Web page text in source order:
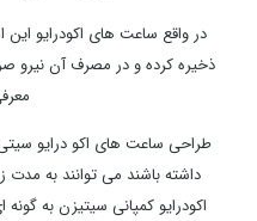
در واقع ساعت های اکودرایو این
ذخیره کرده و در مصرف آن نیرو
طراحی ساعت های اکو درایو
اکودرایو کمپانی سیتیزن به